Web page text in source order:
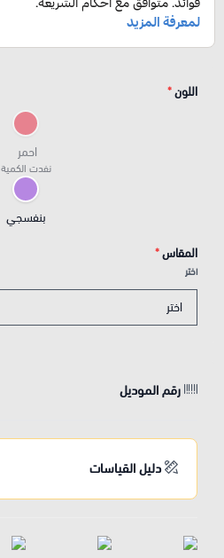
اللون*
احمر
نفدت الكمية
بنفسجي
المقاس*
اختر
رقم الموديل
دليل القياسات